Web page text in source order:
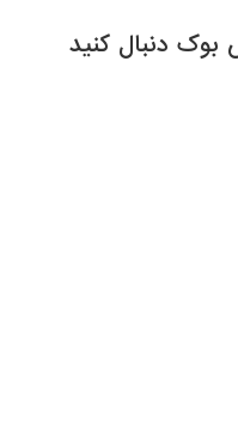
بوک دنبال کنید